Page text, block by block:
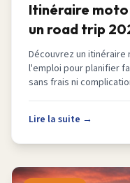
Itinéraire
un road trip
Découvrez un
l'emploi pour planifier
sans frais ni
Lire la suite →